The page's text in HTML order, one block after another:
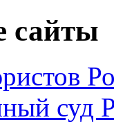
сайты
суд